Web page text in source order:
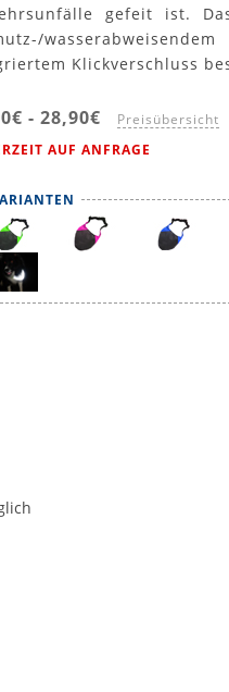
gefeit ist.
Klickverschluss
- 28,90€ Preisübersicht
AUF ANFRAGE